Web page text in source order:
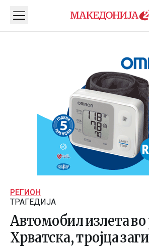
РЕГИОН
ТРАГЕДИЈА
Автомобил излета во
Хрватска, тројца